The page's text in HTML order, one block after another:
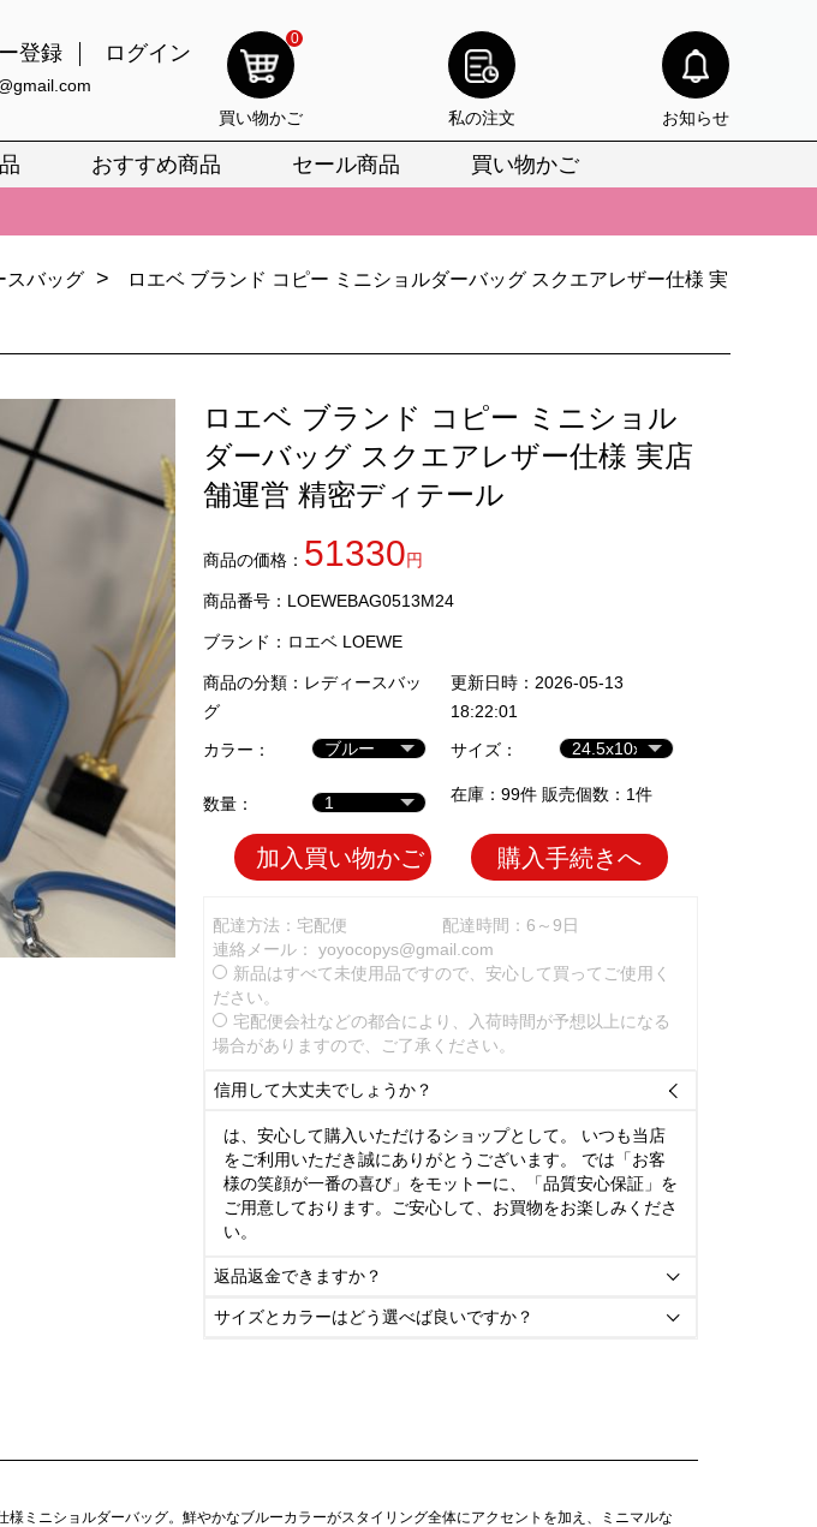
登録 ログイン
0
買い物かご 私の注文 お知らせ
おすすめ商品 セール商品 買い物かご
最高品質の再現度を安心してお選びいただけます。
文でお得な割引をご利用いただけます。
新モデルが登場。上質な仕上がりをお見逃しなく。
最高品質の再現度を安心してお選びいただけます。
最新モデルが登場。上質な仕上がりをお見逃しなく。
スバッグ > ロエベ ブランド コピー ミニショルダーバッグ スクエアレザー仕様 実
ロエベ ブランド コピー ミニショル
ダーバッグ スクエアレザー仕様 実店
舗運営 精密ディテール
商品の価格： 51330円
商品番号：LOEWEBAG0513M24
ブランド： ロエベ LOEWE
商品の分類： レディースバッ
グ
更新日時：2026-05-13
18:22:01
カラー：
サイズ：
数量： 在庫：99件 販売個数：1件
加入買い物かご 購入手続きへ
配達方法：宅配便
配達時間：6～9日
連絡メール： yoyocopys@gmail.com
新品はすべて未使用品ですので、安心して買ってご使用く
ださい。
宅配便会社などの都合により、入荷時間が予想以上になる
場合がありますので、ご了承ください。
信用して大丈夫でしょうか？ 
は、安心して購入いただけるショップとして。 いつも当店
をご利用いただき誠にありがとうございます。 では「お客
様の笑顔が一番の喜び」をモットーに、「品質安心保証」を
ご用意しております。ご安心して、お買物をお楽しみくださ
い。
返品返金できますか？ 
サイズとカラーはどう選べば良いですか？ 
ミニショルダーバッグ。鮮やかなブルーカラーがスタイリング全体にアクセントを加え、ミニマルな